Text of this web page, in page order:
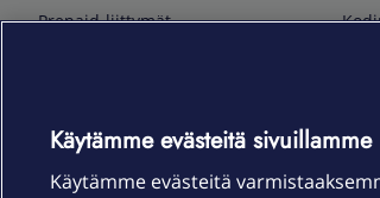
Prepaid-liittymät
TV & audio
Kodinkoneet
Käytämme evästeitä sivuillamme
Käytämme evästeitä